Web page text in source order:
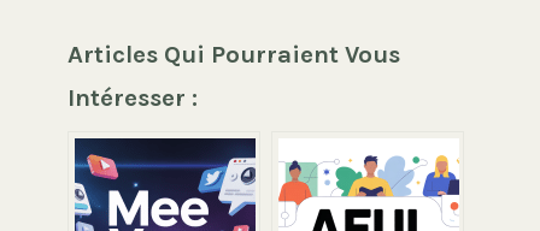
Articles Qui Pourraient Vous
Intéresser :